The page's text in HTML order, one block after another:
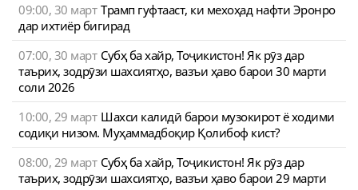
09:00, 30 март Трамп гуфтааст, ки мехоҳад нафти Эронро
дар ихтиёр бигирад
07:00, 30 март Субҳ ба хайр, Тоҷикистон! Як рӯз дар
таърих, зодрӯзи шахсиятҳо, вазъи ҳаво барои 30 марти
соли 2026
10:00, 29 март Шахси калидӣ барои музокирот ё ходими
содиқи низом. Муҳаммадбоқир Қолибоф кист?
08:00, 29 март Субҳ ба хайр, Тоҷикистон! Як рӯз дар
таърих, зодрӯзи шахсиятҳо, вазъи ҳаво барои 29 марти